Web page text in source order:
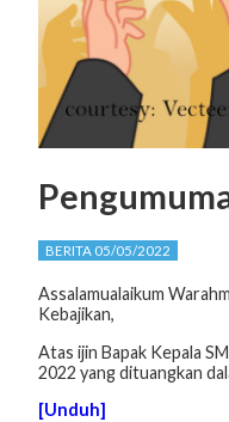
BERITA 05/05/2022
Assalamualaikum
Kebajikan,
Atas ijin Bapak Kepala
2022 yang dituangkan
[Unduh]